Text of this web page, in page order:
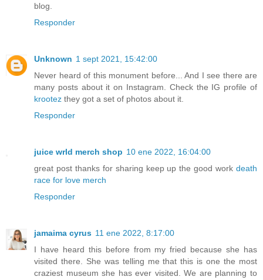
blog.
Responder
Unknown 1 sept 2021, 15:42:00
Never heard of this monument before... And I see there are
many posts about it on Instagram. Check the IG profile of
krootez they got a set of photos about it.
Responder
juice wrld merch shop 10 ene 2022, 16:04:00
great post thanks for sharing keep up the good work death
race for love merch
Responder
jamaima cyrus 11 ene 2022, 8:17:00
I have heard this before from my fried because she has
visited there. She was telling me that this is one the most
craziest museum she has ever visited. We are planning to